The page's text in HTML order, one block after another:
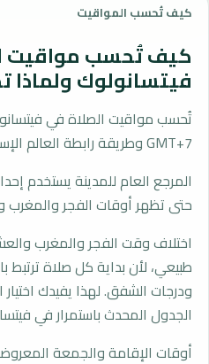
كيف تُحسب المواقيت
كيف تُحسب مواقيت
فيتسانولوك ولماذا
تُحسب مواقيت الصلاة في
GMT+7 وطريقة رابطة العالم الإسلامي.
حتى تظهر أوقات الفجر والمغرب
اختلاف وقت الفجر والمغرب
طبيعي، لأن بداية كل صلاة ترتبط
ودرجات الشفق. لهذا يفيدك
الجدول المحدث باستمرار في
أوقات الإقامة والجمعة